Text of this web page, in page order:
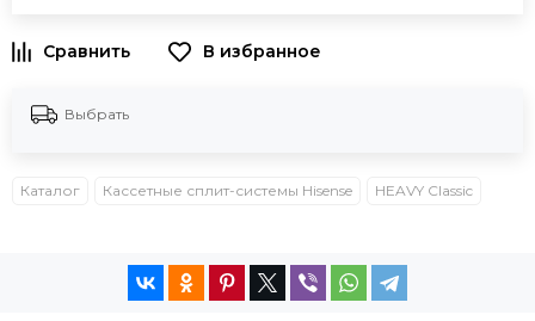
В избранное
Выбрать
Каталог Кассетные сплит-системы Hisense HEAVY Classic